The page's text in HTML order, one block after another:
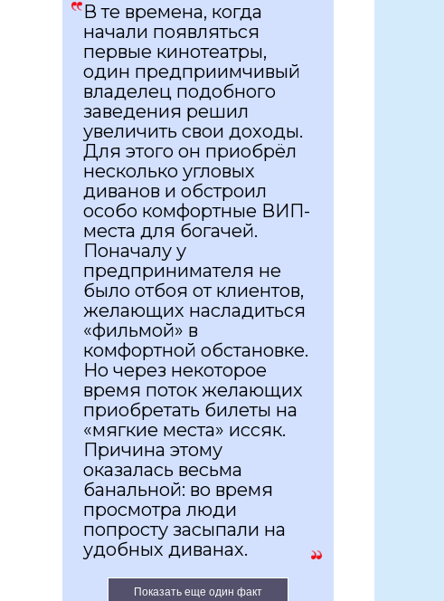
В те времена, когда
начали появляться
первые кинотеатры,
один предприимчивый
владелец подобного
заведения решил
увеличить свои доходы.
Для этого он приобрёл
несколько угловых
диванов и обстроил
особо комфортные ВИП-
места для богачей.
Поначалу у
предпринимателя не
было отбоя от клиентов,
желающих насладиться
«фильмой» в
комфортной обстановке.
Но через некоторое
время поток желающих
приобретать билеты на
«мягкие места» иссяк.
Причина этому
оказалась весьма
банальной: во время
просмотра люди
попросту засыпали на
удобных диванах.
Показать еще один факт